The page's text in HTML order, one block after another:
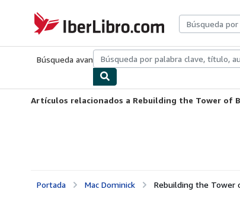
IberLibro.com
Búsqueda avanzadaColecciones Libros antiguosArte y
Artículos relacionados a Rebuilding the Tower of
Portada Mac Dominick Rebuilding the Tower